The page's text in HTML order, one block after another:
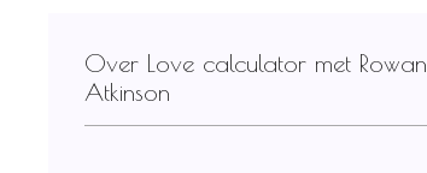
Over Love calculator met Rowan
Atkinson